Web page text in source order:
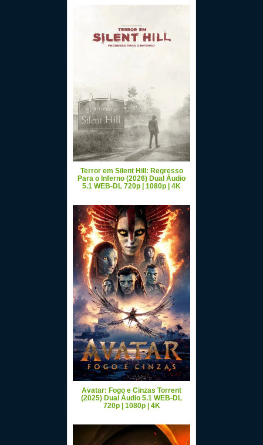
Terror em Silent Hill: Regresso
Para o Inferno (2026) Dual Áudio
5.1 WEB-DL 720p | 1080p | 4K
Avatar: Fogo e Cinzas Torrent
(2025) Dual Áudio 5.1 WEB-DL
720p | 1080p | 4K